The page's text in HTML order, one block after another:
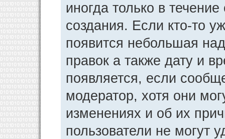
иногда только в
создания. Если кто-то
появится небольшая
правок а также дату и
появляется, если
модератор, хотя они
изменениях и об их
пользователи не могут